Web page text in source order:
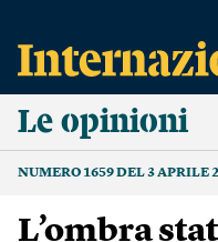
Le opinioni
NUMERO 1659 DEL 3 APRILE
L’ombra